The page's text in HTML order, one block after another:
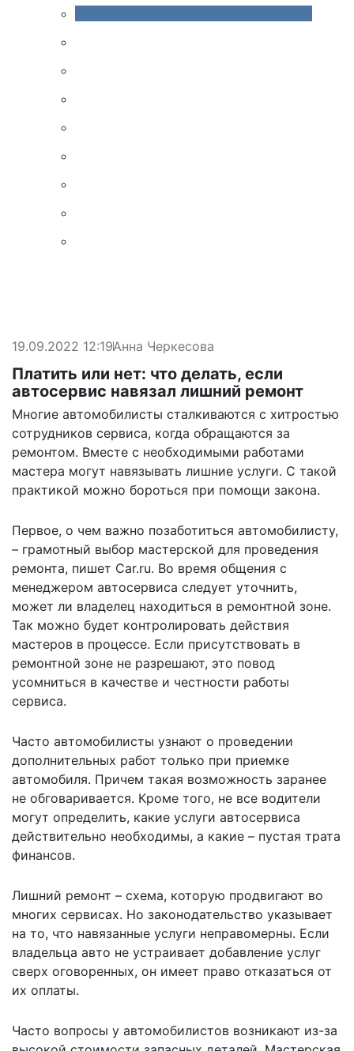
19.09.2022 12:19Анна Черкесова
Платить или нет: что делать, если
автосервис навязал лишний ремонт
Многие автомобилисты сталкиваются с хитростью
сотрудников сервиса, когда обращаются за
ремонтом. Вместе с необходимыми работами
мастера могут навязывать лишние услуги. С такой
практикой можно бороться при помощи закона.
Первое, о чем важно позаботиться автомобилисту,
– грамотный выбор мастерской для проведения
ремонта, пишет Car.ru. Во время общения с
менеджером автосервиса следует уточнить,
может ли владелец находиться в ремонтной зоне.
Так можно будет контролировать действия
мастеров в процессе. Если присутствовать в
ремонтной зоне не разрешают, это повод
усомниться в качестве и честности работы
сервиса.
Часто автомобилисты узнают о проведении
дополнительных работ только при приемке
автомобиля. Причем такая возможность заранее
не обговаривается. Кроме того, не все водители
могут определить, какие услуги автосервиса
действительно необходимы, а какие – пустая трата
финансов.
Лишний ремонт – схема, которую продвигают во
многих сервисах. Но законодательство указывает
на то, что навязанные услуги неправомерны. Если
владельца авто не устраивает добавление услуг
сверх оговоренных, он имеет право отказаться от
их оплаты.
Часто вопросы у автомобилистов возникают из-за